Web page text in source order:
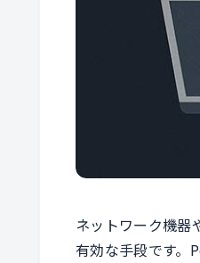
ネットワーク機器
有効な手段です。